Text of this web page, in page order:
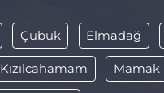
Çubuk Elmadağ
Kızılcahamam Mamak